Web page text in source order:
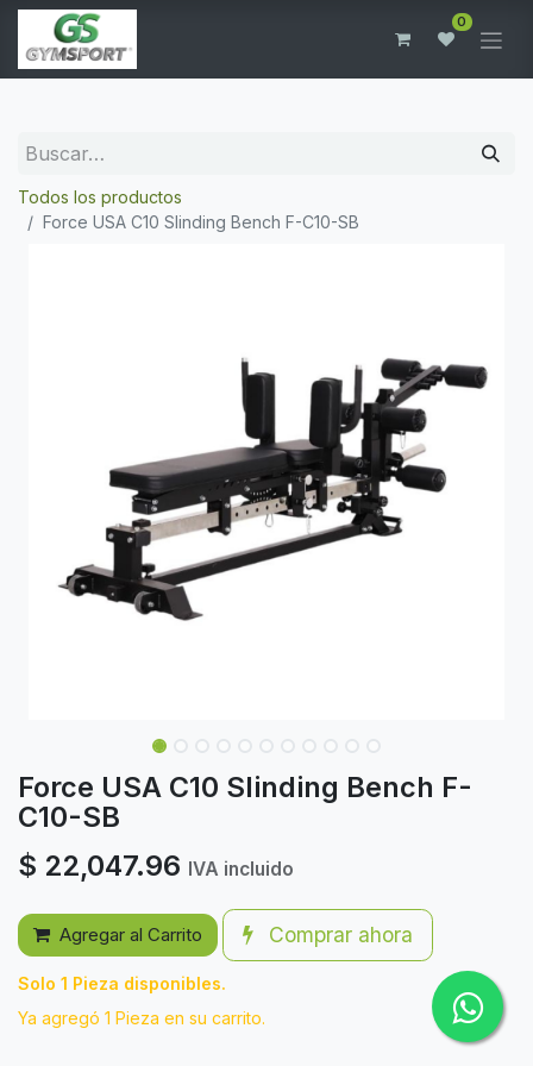
0
Todos los productos
Force USA C10 Slinding Bench F-C10-SB
Force USA C10 Slinding Bench F-
C10-SB
$ 22,047.96 IVA incluido
Agregar al Carrito Comprar ahora
Solo 1 Pieza disponibles.
Ya agregó 1 Pieza en su carrito.